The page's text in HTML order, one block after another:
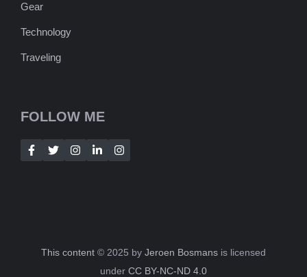
Gear
Technology
Traveling
FOLLOW ME
This content © 2025 by Jeroen Bosmans is licensed
under CC BY-NC-ND 4.0